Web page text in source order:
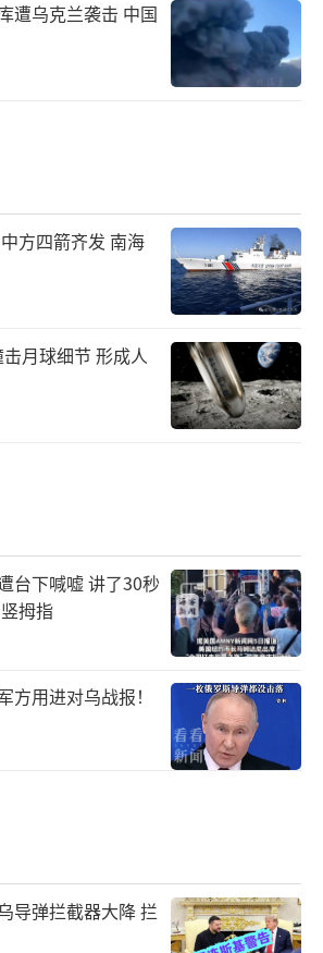
设计企业需重点关注架构创新
术，通过封装技术实现性能突
强不息，方能行稳致远
设计业的发展，唯有自强不
实现真正的突破。”魏少军教
奋人心，也为行业指明了前行
导体产业竞争日益激烈的当
遭乌克兰袭击 中国
方四箭齐发 南海
月球细节 形成人
台下喊嘘 讲了30秒
拇指
方用进对乌战报！
导弹拦截器大降 拦